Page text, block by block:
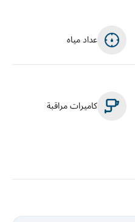
عداد مياه
كاميرات مراقبة